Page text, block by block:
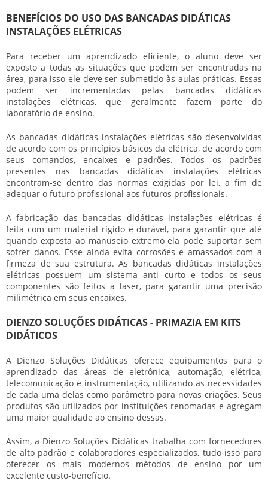
BENEFÍCIOS DO USO DAS BANCADAS DIDÁTICAS
INSTALAÇÕES ELÉTRICAS
Para receber um aprendizado eficiente, o aluno deve ser
exposto a todas as situações que podem ser encontradas na
área, para isso ele deve ser submetido às aulas práticas. Essas
podem ser incrementadas pelas bancadas didáticas
instalações elétricas, que geralmente fazem parte do
laboratório de ensino.
As bancadas didáticas instalações elétricas são desenvolvidas
de acordo com os princípios básicos da elétrica, de acordo com
seus comandos, encaixes e padrões. Todos os padrões
presentes nas bancadas didáticas instalações elétricas
encontram-se dentro das normas exigidas por lei, a fim de
adequar o futuro profissional aos futuros profissionais.
A fabricação das bancadas didáticas instalações elétricas é
feita com um material rígido e durável, para garantir que até
quando exposta ao manuseio extremo ela pode suportar sem
sofrer danos. Esse ainda evita corrosões e amassados com a
firmeza de sua estrutura. As bancadas didáticas instalações
elétricas possuem um sistema anti curto e todos os seus
componentes são feitos a laser, para garantir uma precisão
milimétrica em seus encaixes.
DIENZO SOLUÇÕES DIDÁTICAS - PRIMAZIA EM KITS
DIDÁTICOS
A Dienzo Soluções Didáticas oferece equipamentos para o
aprendizado das áreas de eletrônica, automação, elétrica,
telecomunicação e instrumentação, utilizando as necessidades
de cada uma delas como parâmetro para novas criações. Seus
produtos são utilizados por instituições renomadas e agregam
uma maior qualidade ao ensino dessas.
Assim, a Dienzo Soluções Didáticas trabalha com fornecedores
de alto padrão e colaboradores especializados, tudo isso para
oferecer os mais modernos métodos de ensino por um
excelente custo-benefício.